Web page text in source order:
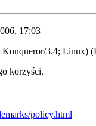
17:03
Konqueror/3.4; Linux)
korzyści.
policy.html